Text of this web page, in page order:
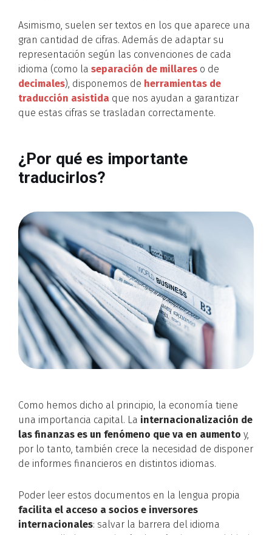
Asimismo, suelen ser textos en los que aparece una
gran cantidad de cifras. Además de adaptar su
representación según las convenciones de cada
idioma (como la separación de millares o de
decimales), disponemos de herramientas de
traducción asistida que nos ayudan a garantizar
que estas cifras se trasladan correctamente.
¿Por qué es importante
traducirlos?
Como hemos dicho al principio, la economía tiene
una importancia capital. La internacionalización de
las finanzas es un fenómeno que va en aumento y,
por lo tanto, también crece la necesidad de disponer
de informes financieros en distintos idiomas.
Poder leer estos documentos en la lengua propia
facilita el acceso a socios e inversores
internacionales: salvar la barrera del idioma